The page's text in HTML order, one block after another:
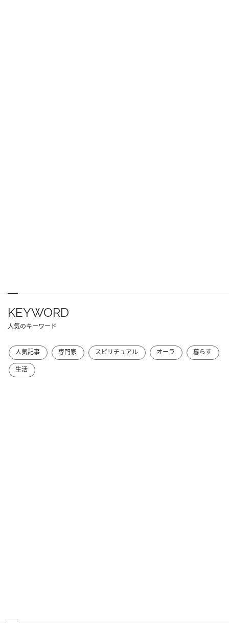
KEYWORD
人気のキーワード
人気記事 専門家 スピリチュアル オーラ
暮らす
生活